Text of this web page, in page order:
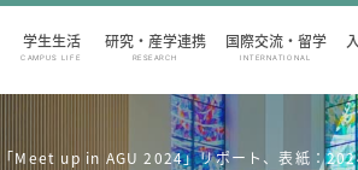
学生生活
CAMPUS LIFE
研究・産学連携
RESEARCH
国際交流・留学
INTERNATIONAL
「Meet up in AGU 2024」リポート、表紙：